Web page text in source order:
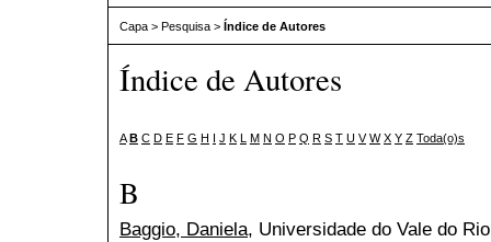
Capa > Pesquisa > Índice de Autores
Índice de Autores
A B C D E F G H I J K L M N O P Q R S T U V W X Y Z Toda(o)s
B
Baggio, Daniela, Universidade do Vale do